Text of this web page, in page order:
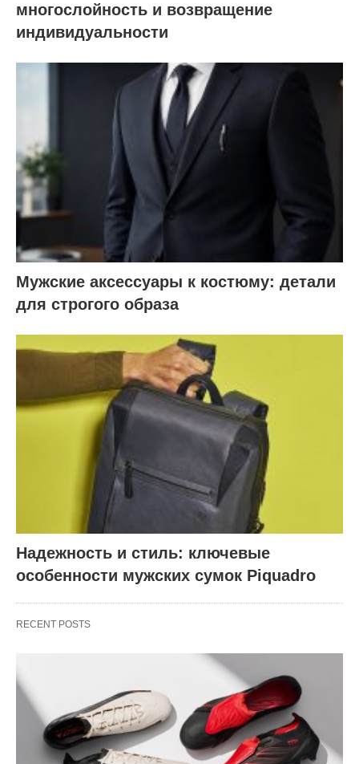
многослойность и возвращение
индивидуальности
Мужские аксессуары к костюму: детали
для строгого образа
Надежность и стиль: ключевые
особенности мужских сумок Piquadro
RECENT POSTS